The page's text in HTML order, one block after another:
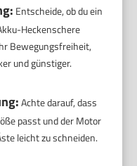
Entscheide, ob du ein
Heckenschere
Bewegungsfreiheit,
und günstiger.
Achte darauf, dass
passt und der Motor
leicht zu schneiden.